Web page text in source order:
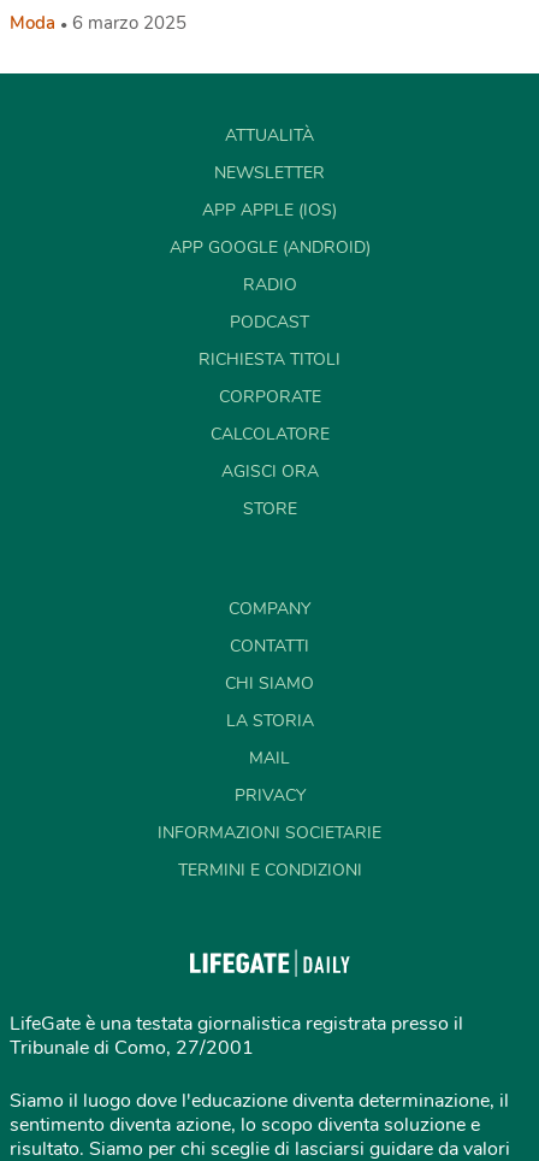
Moda 6 marzo 2025
ATTUALITÀ
NEWSLETTER
APP APPLE (IOS)
APP GOOGLE (ANDROID)
RADIO
PODCAST
RICHIESTA TITOLI
CORPORATE
CALCOLATORE
AGISCI ORA
STORE
COMPANY
CONTATTI
CHI SIAMO
LA STORIA
MAIL
PRIVACY
INFORMAZIONI SOCIETARIE
TERMINI E CONDIZIONI
LifeGate è una testata giornalistica registrata presso il
Tribunale di Como, 27/2001
Siamo il luogo dove l'educazione diventa determinazione, il
sentimento diventa azione, lo scopo diventa soluzione e
risultato. Siamo per chi sceglie di lasciarsi guidare da valori